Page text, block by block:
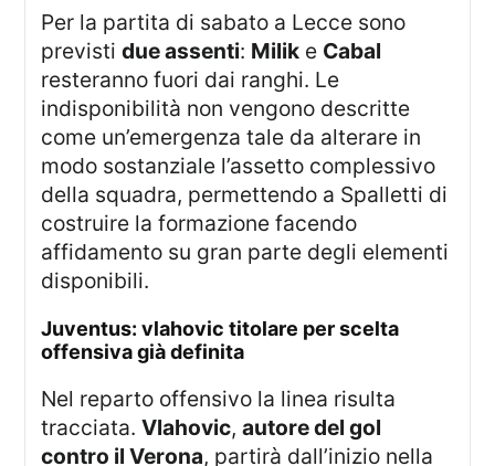
Per la partita di sabato a Lecce sono
previstidue assenti: Milik e Cabal
resteranno fuori dai ranghi. Le
indisponibilità non vengono descritte
come un’emergenza tale da alterare in
modo sostanziale l’assetto complessivo
della squadra, permettendo a Spalletti di
costruire la formazione facendo
affidamento su gran parte degli elementi
disponibili.
juventus: vlahovic titolare per scelta
offensiva già definita
Nel reparto offensivo la linea risulta
tracciata.Vlahovic,autore del gol
contro il Verona, partirà dall’inizio nella